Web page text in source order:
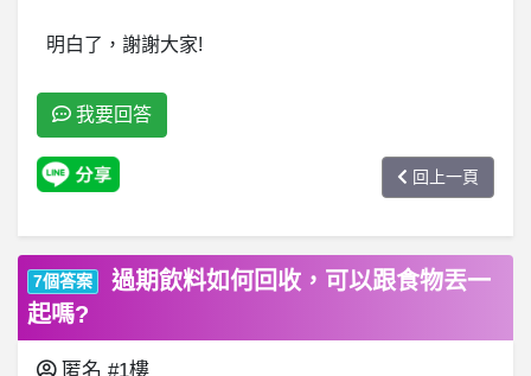
明白了，謝謝大家!
我要回答
回上一頁
7個答案
過期飲料如何回收，可以跟食物丟一
起嗎?
匿名 #1樓